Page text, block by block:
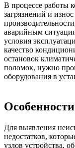
В процессе работы
загрязнений и
аварийным
условия
качество
остановок
поломок, нужно
оборудования в
Для выявления
недостатков,
узлов устройства,